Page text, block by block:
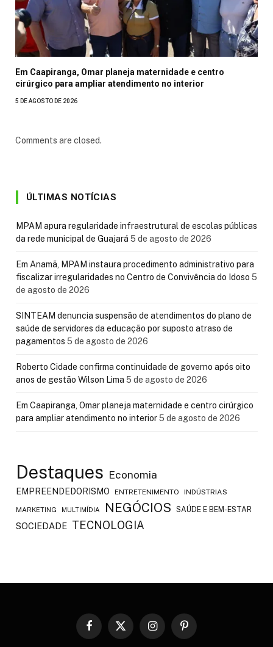
Em Caapiranga, Omar planeja maternidade e centro
cirúrgico para ampliar atendimento no interior
5 DE AGOSTO DE 2026
Comments are closed.
ÚLTIMAS NOTÍCIAS
MPAM apura regularidade infraestrutural de escolas públicas
da rede municipal de Guajará 5 de agosto de 2026
Em Anamã, MPAM instaura procedimento administrativo para
fiscalizar irregularidades no Centro de Convivência do Idoso 5
de agosto de 2026
SINTEAM denuncia suspensão de atendimentos do plano de
saúde de servidores da educação por suposto atraso de
pagamentos 5 de agosto de 2026
Roberto Cidade confirma continuidade de governo após oito
anos de gestão Wilson Lima 5 de agosto de 2026
Em Caapiranga, Omar planeja maternidade e centro cirúrgico
para ampliar atendimento no interior5 de agosto de 2026
Destaques Economia
EMPREENDEDORISMO ENTRETENIMENTO INDÚSTRIAS
MARKETING MULTIMÍDIA NEGÓCIOS SAÚDE E BEM-ESTAR
SOCIEDADE TECNOLOGIA
Facebook
X
InstagramPinterest